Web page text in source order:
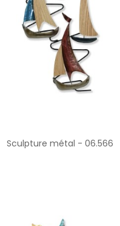
Sculpture métal - 06.566